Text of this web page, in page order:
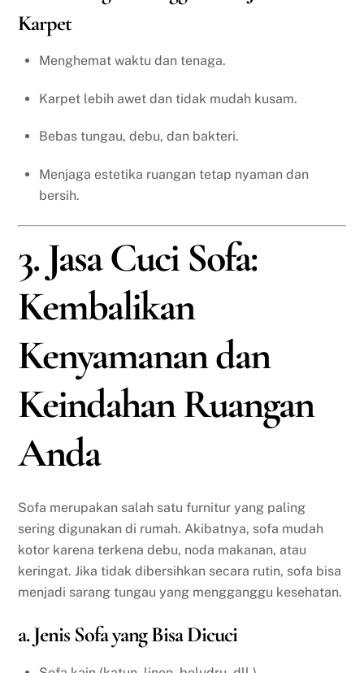
Karpet
Menghemat waktu dan tenaga.
Karpet lebih awet dan tidak mudah kusam.
Bebas tungau, debu, dan bakteri.
Menjaga estetika ruangan tetap nyaman dan
bersih.
3. Jasa Cuci Sofa:
Kembalikan
Kenyamanan dan
Keindahan Ruangan
Anda
Sofa merupakan salah satu furnitur yang paling
sering digunakan di rumah. Akibatnya, sofa mudah
kotor karena terkena debu, noda makanan, atau
keringat. Jika tidak dibersihkan secara rutin, sofa bisa
menjadi sarang tungau yang mengganggu kesehatan.
a. Jenis Sofa yang Bisa Dicuci